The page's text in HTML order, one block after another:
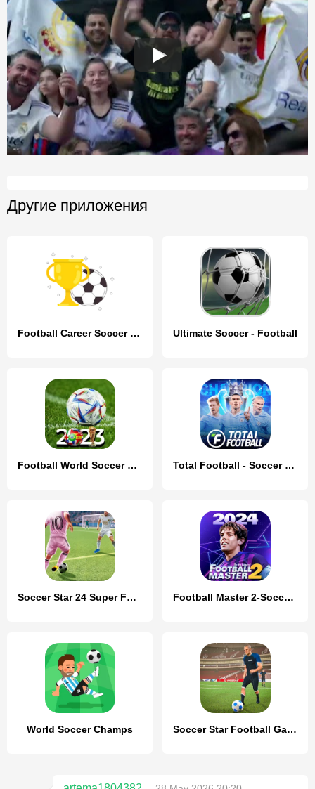
Другие приложения
Football Career Soccer Legend Ultimate Soccer - Football
Football World Soccer Cup 2023 Total Football - Soccer Game
Soccer Star 24 Super Football Football Master 2-Soccer Star
World Soccer Champs Soccer Star Football Games